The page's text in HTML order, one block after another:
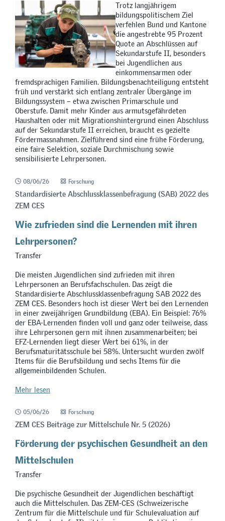
Trotz langjährigem
bildungspolitischem Ziel
verfehlen Bund und Kantone
die angestrebte 95 Prozent
Quote an Abschlüssen auf
Sekundarstufe II, besonders
bei Jugendlichen aus
einkommensarmen oder
fremdsprachigen Familien. Bildungsbenachteiligung entsteht
früh und verstärkt sich entlang zentraler Übergänge im
Bildungssystem – etwa zwischen Primarschule und
Oberstufe. Damit mehr Kinder aus armutsgefährdeten
Haushalten oder mit Migrationshintergrund einen Abschluss
auf der Sekundarstufe II erreichen, braucht es gezielte
Fördermassnahmen. Zielführend sind eine frühe Förderung,
eine faire Selektion, soziale Durchmischung sowie
sensibilisierte Lehrpersonen.
08/06/26 Forschung
Standardisierte Abschlussklassenbefragung (SAB) 2022 des
ZEM CES
Wie zufrieden sind die Lernenden mit ihren
Lehrpersonen?
Transfer
Die meisten Jugendlichen sind zufrieden mit ihren
Lehrpersonen an Berufsfachschulen. Das zeigt die
Standardisierte Abschlussklassenbefragung SAB 2022 des
ZEM CES. Besonders hoch ist dieser Wert bei den Lernenden
in einer zweijährigen Grundbildung (EBA). Ein Beispiel: 76%
der EBA-Lernenden finden voll und ganz oder teilweise, dass
ihre Lehrpersonen gern mit ihnen zusammenarbeiten; bei
EFZ-Lernenden liegt dieser Wert bei 61%, in der
Berufsmaturitätsschule bei 58%. Untersucht wurden zwölf
Items für die Berufsbildung und sechs Items für die
allgemeinbildenden Schulen.
Mehr lesen
05/06/26 Forschung
ZEM CES Beiträge zur Mittelschule Nr. 5 (2026)
Förderung der psychischen Gesundheit an den
Mittelschulen
Transfer
Die psychische Gesundheit der Jugendlichen beschäftigt
auch die Mittelschulen. Das ZEM-CES (Schweizerische
Zentrum für die Mittelschule und für Schulevaluation auf